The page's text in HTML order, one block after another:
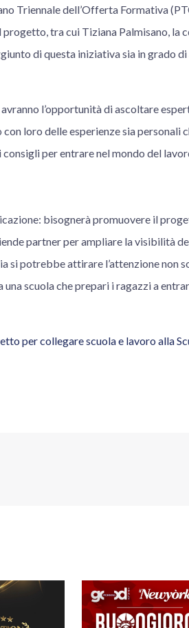
Triennale dell’Offerta Formativa
tra cui Tiziana Palmisano, la
di questa iniziativa sia in grado
l’opportunità di ascoltare
loro delle esperienze sia personali
per entrare nel mondo del
bisognerà promuovere il
partner per ampliare la visibilità
si potrebbe attirare l’attenzione non
scuola che prepari i ragazzi a
per collegare scuola e lavoro alla